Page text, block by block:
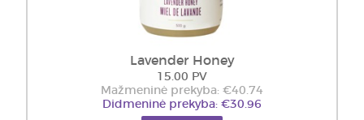
Lavender Honey
15.00 PV
Mažmeninė prekyba: €40.74
Didmeninė prekyba: €30.96